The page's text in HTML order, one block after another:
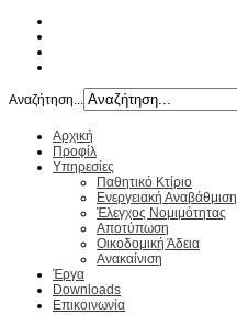
Αναζήτηση...
Αρχική
Προφίλ
Υπηρεσίες
Παθητικό Κτίριο
Ενεργειακή Αναβάθμιση
Έλεγχος Νομιμότητας
Αποτύπωση
Οικοδομική Άδεια
Ανακαίνιση
Έργα
Downloads
Επικοινωνία